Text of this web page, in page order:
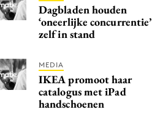
Dagbladen houden
‘oneerlijke concurrentie’
zelf in stand
MEDIA
IKEA promoot haar
catalogus met iPad
handschoenen